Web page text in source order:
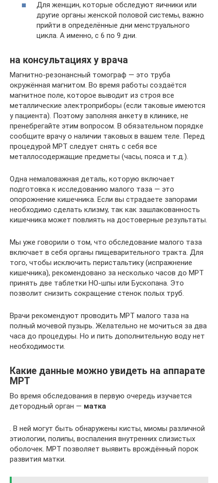
Для женщин, которые обследуют яичники или
другие органы женской половой системы, важно
прийти в определённые дни менструального
цикла. А именно, с 6 по 9 дни.
на консультациях у врача
Магнитно-резонансный томограф — это труба
окружённая магнитом. Во время работы создаётся
магнитное поле, которое выводит из строя все
металлические электроприборы (если таковые имеются
у пациента). Поэтому заполняя анкету в клинике, не
пренебрегайте этим вопросом. В обязательном порядке
сообщите врачу о наличии таковых в вашем теле. Перед
процедурой МРТ следует снять с себя все
металлосодержащие предметы (часы, пояса и т.д.).
Одна немаловажная деталь, которую включает
подготовка к исследованию малого таза — это
опорожнение кишечника. Если вы страдаете запорами
необходимо сделать клизму, так как зашлакованность
кишечника может повлиять на достоверные результаты.
Мы уже говорили о том, что обследование малого таза
включает в себя органы пищеварительного тракта. Для
того, чтобы исключить перистальтику (испражнение
кишечника), рекомендовано за несколько часов до МРТ
принять две таблетки НО-шпы или Бускопана. Это
позволит снизить сокращение стенок полых труб.
Врачи рекомендуют проводить МРТ малого таза на
полный мочевой пузырь. Желательно не мочиться за два
часа до процедуры. Но и пить дополнительную воду нет
необходимости.
Какие данные можно увидеть на аппарате
МРТ
Во время обследования в первую очередь изучается
детородный орган — матка
. В ней могут быть обнаружены кисты, миомы различной
этиологии, полипы, воспаления внутренних слизистых
оболочек. МРТ позволяет выявить врождённый порок
развития матки.